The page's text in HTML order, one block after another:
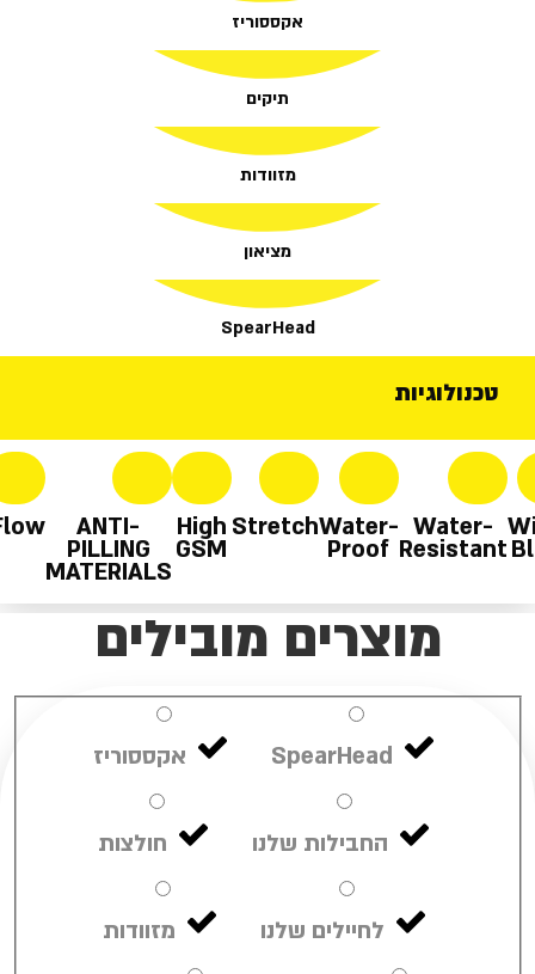
אקססוריז
תיקים
מזוודות
מציאון
SpearHead
טכנולוגיות
Water-
Resistant
Water-
Proof
Stretch
High
GSM
ANTI-
PILLING
MATERIALS
מוצרים מובילים
SpearHead אקססוריז
החבילות שלנו חולצות
לחיילים שלנו מזוודות